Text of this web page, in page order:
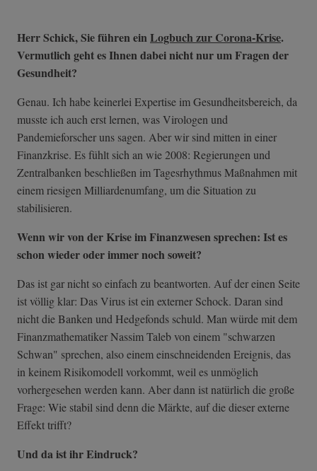
Herr Schick, Sie führen einLogbuch zur Corona-Krise.
Vermutlich geht es Ihnen dabei nicht nur um Fragen der
Gesundheit?
Genau. Ich habe keinerlei Expertise im Gesundheitsbereich, da
musste ich auch erst lernen, was Virologen und
Pandemieforscher uns sagen. Aber wir sind mitten in einer
Finanzkrise. Es fühlt sich an wie 2008: Regierungen und
Zentralbanken beschließen im Tagesrhythmus Maßnahmen mit
einem riesigen Milliardenumfang, um die Situation zu
stabilisieren.
Wenn wir von der Krise im Finanzwesen sprechen: Ist es
schon wieder oder immer noch soweit?
Das ist gar nicht so einfach zu beantworten. Auf der einen Seite
ist völlig klar: Das Virus ist ein externer Schock. Daran sind
nicht die Banken und Hedgefonds schuld. Man würde mit dem
Finanzmathematiker Nassim Taleb von einem "schwarzen
Schwan" sprechen, also einem einschneidenden Ereignis, das
in keinem Risikomodell vorkommt, weil es unmöglich
vorhergesehen werden kann. Aber dann ist natürlich die große
Frage: Wie stabil sind denn die Märkte, auf die dieser externe
Effekt trifft?
Und da ist ihr Eindruck?